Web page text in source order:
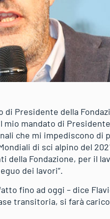
Presidente della
mio mandato di
che mi impediscono di
di sci alpino del
Fondazione, per il
dei lavori”.
fino ad oggi – dice
transitoria, si farà